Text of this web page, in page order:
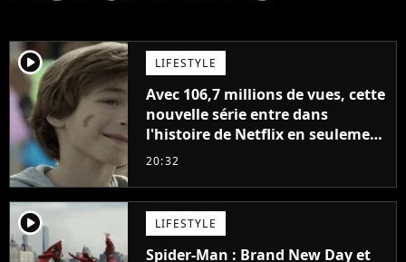
player2 LIFESTYLE
Avec 106,7 millions de vues, cette
nouvelle série entre dans
l'histoire de Netflix en seulement
48 jours
20:32
player2 LIFESTYLE
Spider-Man : Brand New Day et